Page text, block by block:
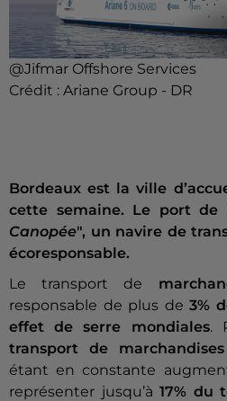
@Jifmar Offshore Services
Crédit : Ariane Group - DR
Bordeaux est la ville
cette semaine. Le port de
Canopée", un navire de
écoresponsable.
Le transport de
responsable de plus de 3%
effet de serre mondiales.
transport de marchandises
étant en constante
représenter jusqu’à17% du